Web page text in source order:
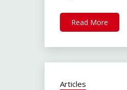
Read More
Articles